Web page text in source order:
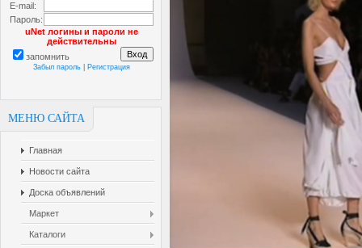
E-mail:
Пароль:
uNet логины и пароли не
действительны
запомнить
Забыл пароль Регистрация
МЕНЮ САЙТА
Главная
Новости сайта
Доска объявлений
Маркет
Каталоги